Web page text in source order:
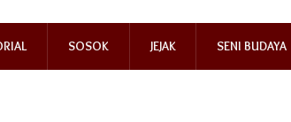
SOSOK JEJAK SENI BUDAYA